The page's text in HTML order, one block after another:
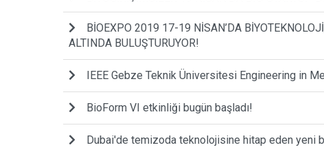
BİOEXPO 2019 17-19 NİSAN’DA
ALTINDA BULUŞTURUYOR!
IEEE Gebze Teknik Üniversitesi Engineering in
BioForm VI etkinliği bugün başladı!
Dubai'de temizoda teknolojisine hitap eden yeni